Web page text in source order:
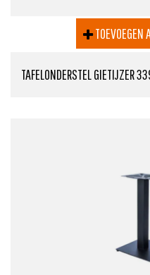
TOEVOEGEN
TAFELONDERSTEL GIETIJZER